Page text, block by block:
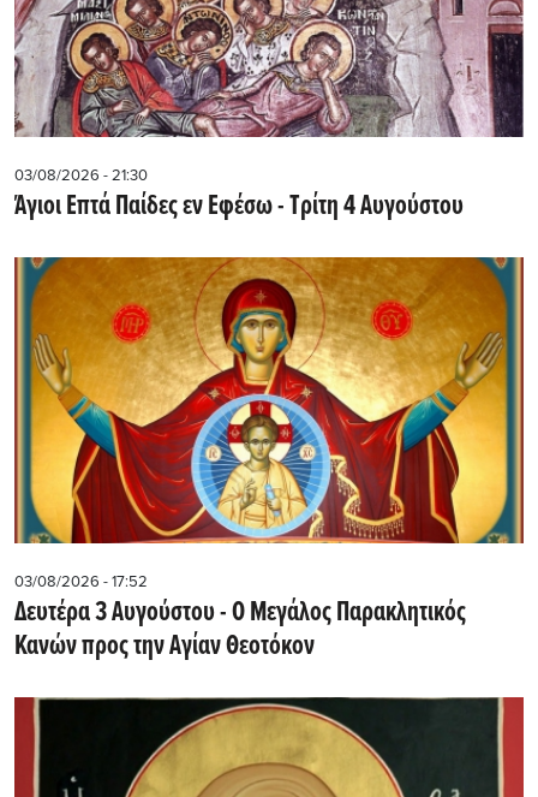
03/08/2026 - 21:30
Άγιοι Επτά Παίδες εν Εφέσω - Τρίτη 4 Αυγούστου
03/08/2026 - 17:52
Δευτέρα 3 Αυγούστου - Ο Μεγάλος Παρακλητικός
Κανών προς την Αγίαν Θεοτόκον